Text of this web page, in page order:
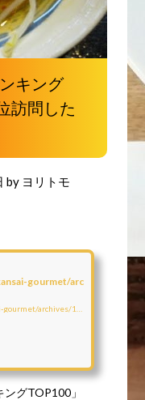
キング
訪問した
by ヨリトモ
gourmet/arc
グTOP100」